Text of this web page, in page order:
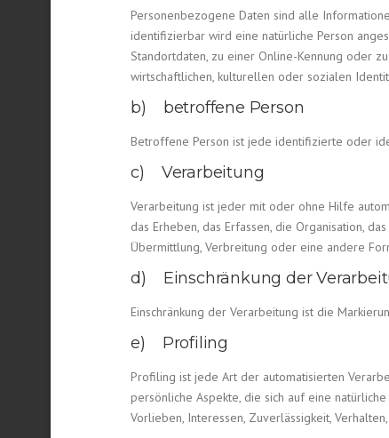
Personenbezogene Daten sind alle
identifizierbar wird eine natürliche Person
Standortdaten, zu einer Online-Kennung oder
wirtschaftlichen, kulturellen oder sozialen
b) betroffene Person
Betroffene Person ist jede identifizierte oder
c) Verarbeitung
Verarbeitung ist jeder mit oder ohne Hilfe
das Erheben, das Erfassen, die Organisation,
Übermittlung, Verbreitung oder eine andere
d) Einschränkung der
Einschränkung der Verarbeitung ist die
e) Profiling
Profiling ist jede Art der automatisierten
persönliche Aspekte, die sich auf eine
Vorlieben, Interessen, Zuverlässigkeit,